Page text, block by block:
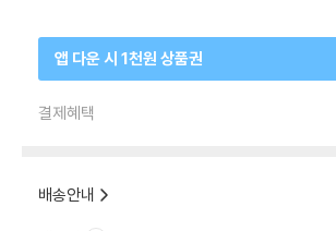
앱 다운 시 1천원 상품권
결제혜택
배송안내